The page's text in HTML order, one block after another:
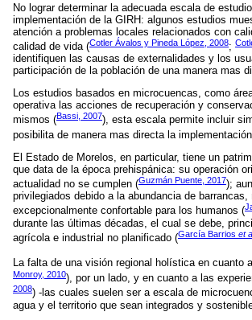
No lograr determinar la adecuada escala de
implementación de la GIRH: algunos estudios
atención a problemas locales relacionados con
calidad de vida (Cotler Ávalos y Pineda López, 2008;
identifiquen las causas de externalidades y los
participación de la población de una manera mas
Los estudios basados en microcuencas, como
operativa las acciones de recuperación y
mismos (Bassi, 2007), esta escala permite incluir
posibilita de manera mas directa la
El Estado de Morelos, en particular, tiene un
que data de la época prehispánica: su operación
actualidad no se cumplen (Guzmán Puente, 2017);
privilegiados debido a la abundancia de
excepcionalmente confortable para los humanos (
durante las últimas décadas, el cual se debe,
agrícola e industrial no planificado (García Barrios et
La falta de una visión regional holística en cuanto
Monroy, 2010), por un lado, y en cuanto a las
2008) -las cuales suelen ser a escala de
agua y el territorio que sean integrados y